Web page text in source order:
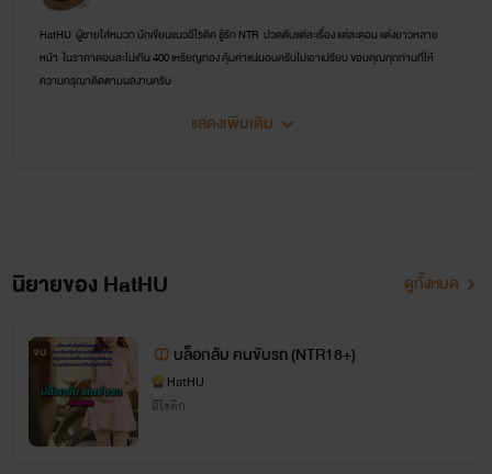
HatHU ผู้ชายใส่หมวก นักเขียนแนวอีโรติค ชู้รัก NTR ปวดตับแต่ละเรื่อง แต่ละตอน แต่งยาวหลาย
หน้า ในราคาตอนละไม่เกิน 400 เหรียญทอง คุ้มค่าแน่นอนครับไม่เอาเปรียบ ขอบคุณทุกท่านที่ให้
ความกรุณาติดตามผลงานครับ
- คนที่ปลดล๊อคอ่านนิยายรายตอนครบทุกตอนของแต่ละเรื่อง สามารถอ่าน E-Book ได้ฟรี ที่แอพ
https://x.com/HatHUnew
Line ID : hubackback
hathunew@gmail.com
https://www.instagram.com/hubackback/
แสดงเพิ่มเติม
นิยายของ HatHU ดูทั้งหมด
จบ บล็อกลับ คนขับรถ (NTR18+)
HatHU
อีโรติก